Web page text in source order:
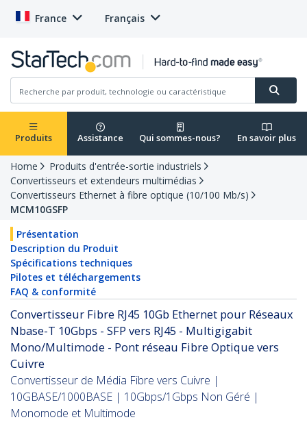
France Français
Produits Assistance Qui sommes-nous? En savoir plus
Home
Produits d'entrée-sortie industriels
Convertisseurs et extendeurs multimédias
Convertisseurs Ethernet à fibre optique (10/100 Mb/s)
MCM10GSFP
Présentation
Description du Produit
Spécifications techniques
Pilotes et téléchargements
FAQ & conformité
Convertisseur Fibre RJ45 10Gb Ethernet pour Réseaux
Nbase-T 10Gbps - SFP vers RJ45 - Multigigabit
Mono/Multimode - Pont réseau Fibre Optique vers
Cuivre
Convertisseur de Média Fibre vers Cuivre |
10GBASE/1000BASE | 10Gbps/1Gbps Non Géré |
Monomode et Multimode